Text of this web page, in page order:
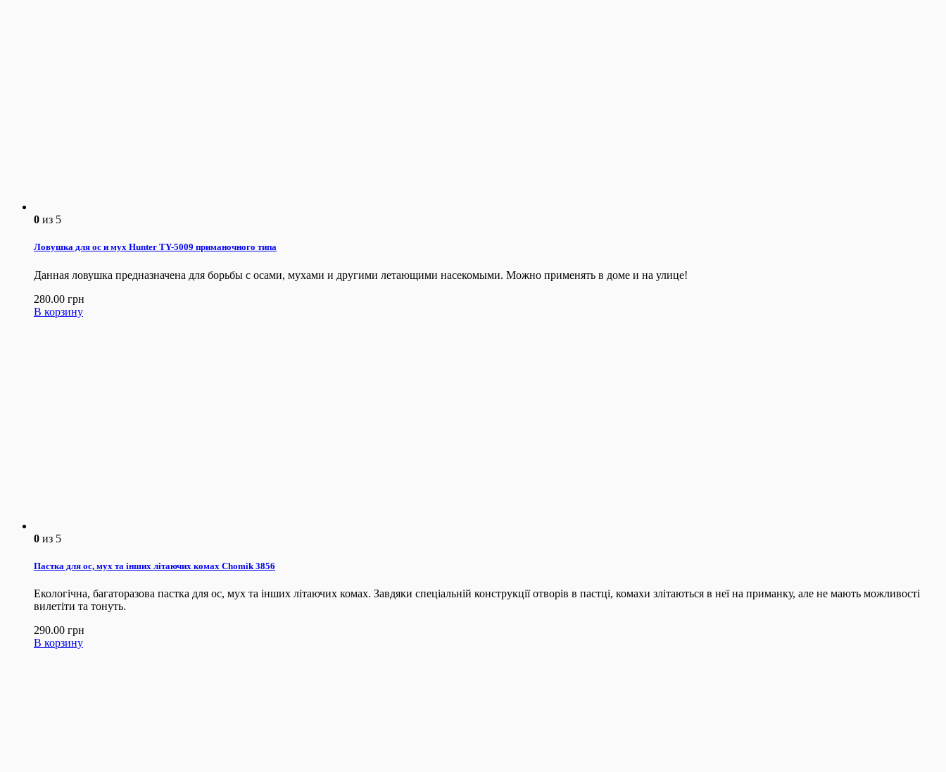
0 из 5
Ловушка для ос и мух Hunter TY-5009 приманочного типа
Данная ловушка предназначена для борьбы с осами, мухами и другими летающими насекомыми. Можно применять в доме и на улице!
280.00 грн
В корзину
0 из 5
Пастка для ос, мух та інших літаючих комах Chomik 3856
Екологічна, багаторазова пастка для ос, мух та інших літаючих комах. Завдяки спеціальній конструкції отворів в пастці, комахи злітаються в неї на приманку, але не мають можливості
вилетіти та тонуть.
290.00 грн
В корзину